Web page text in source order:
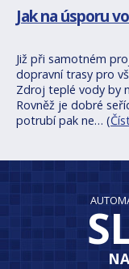
Jak na úsporu
Již při samotném
dopravní trasy pro
Zdroj teplé vody by
Rovněž je dobré
potrubí pak ne… (